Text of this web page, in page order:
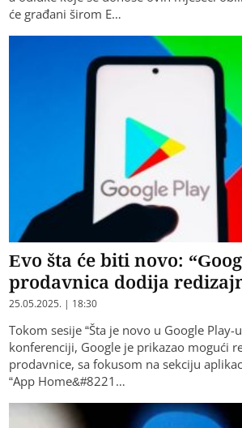
će građani širom E…
Evo šta će biti novo:
prodavnica dodija
25.05.2025. | 18:30
Tokom sesije “Šta je novo u Google Play-
konferenciji, Google je prikazao mogući
prodavnice, sa fokusom na sekciju
“App Home&#8221…